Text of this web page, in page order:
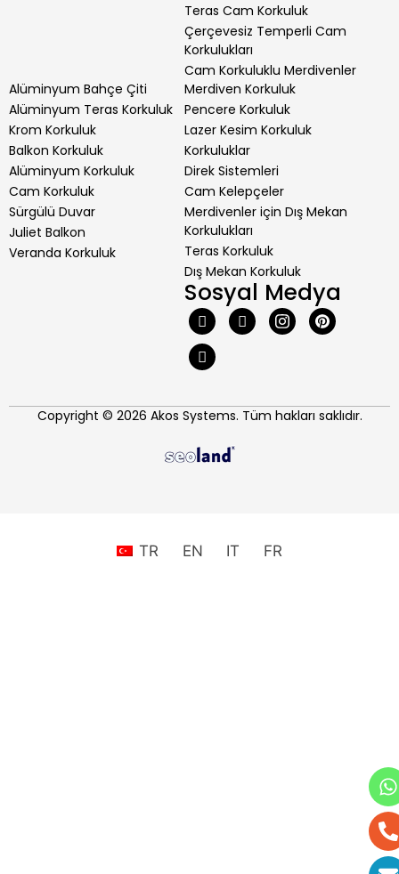
Teras Cam Korkuluk
Çerçevesiz Temperli Cam
Korkulukları
Cam Korkuluklu Merdivenler
Alüminyum Bahçe Çiti
Alüminyum Teras Korkuluk
Krom Korkuluk
Balkon Korkuluk
Alüminyum Korkuluk
Cam Korkuluk
Sürgülü Duvar
Juliet Balkon
Veranda Korkuluk
Merdiven Korkuluk
Pencere Korkuluk
Lazer Kesim Korkuluk
Korkuluklar
Direk Sistemleri
Cam Kelepçeler
Merdivenler için Dış Mekan
Korkulukları
Teras Korkuluk
Dış Mekan Korkuluk
Sosyal Medya
Copyright © 2026 Akos Systems. Tüm hakları saklıdır.
TR EN IT FR